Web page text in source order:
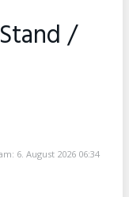
/
6. August 2026 06:34